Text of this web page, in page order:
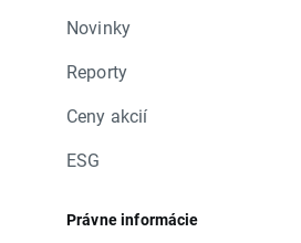
Novinky
Reporty
Ceny akcií
ESG
Právne informácie